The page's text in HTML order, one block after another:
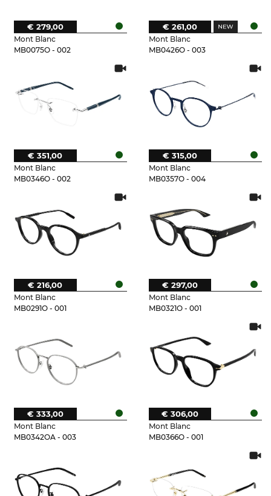
Mont Blanc
MB0075O - 002
€ 279,00
Mont Blanc
MB0426O - 003
€ 261,00
Mont Blanc
MB0346O - 002
€ 351,00
Mont Blanc
MB0357O - 004
€ 315,00
Mont Blanc
MB0291O - 001
€ 216,00
Mont Blanc
MB0321O - 001
€ 297,00
Mont Blanc
MB0342OA - 003
€ 333,00
Mont Blanc
MB0366O - 001
€ 306,00